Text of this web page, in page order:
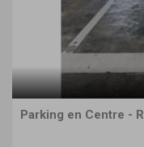
Parking en Centre -